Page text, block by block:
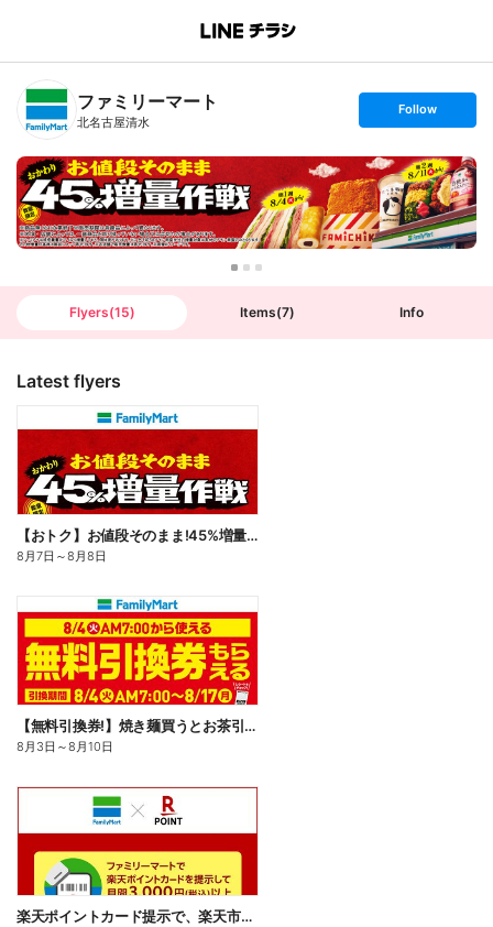
B
n
T
ファミリーマート
北名古屋清水
s
t
o
l
l
o
w
Follow
Flyers(15) Items(7) Info
Latest flyers
【おトク】お値段そのまま!45%増量作戦!
8月7日 ～8月8日
【無料引換券!】焼き麺買うとお茶引換券貰える!
8月3日 ～8月10日
楽天ポイントカード提示で、楽天市場でのお買い物がおトクに!